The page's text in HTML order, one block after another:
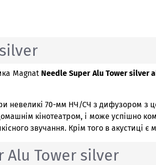
Magnat Needle Super Alu Tower silver
невеликі 70-мм НЧ/СЧ з дифузором з
кінотеатром, і може успішно
звучання. Крім того в акустиці є
Alu Tower silver